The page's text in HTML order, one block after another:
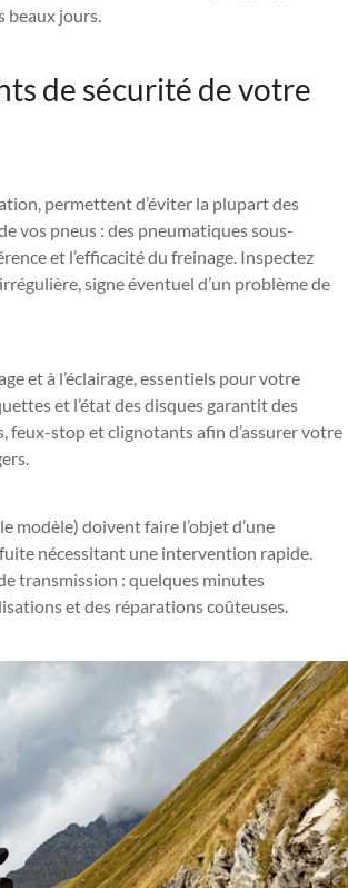
beaux jours.
de sécurité de votre
permettent d’éviter la plupart des
vos pneus : des pneumatiques sous-
et l’efficacité du freinage. Inspectez
signe éventuel d’un problème de
et à l’éclairage, essentiels pour votre
et l’état des disques garantit des
feux-stop et clignotants afin d’assurer votre
modèle) doivent faire l’objet d’une
nécessitant une intervention rapide.
transmission : quelques minutes
et des réparations coûteuses.